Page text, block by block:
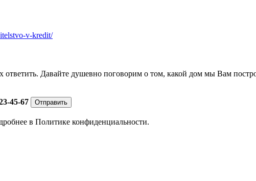
v-kredit/
ответить. Давайте душевно поговорим о том, какой дом мы Вам
45-67 Отправить
в Политике конфиденциальности.